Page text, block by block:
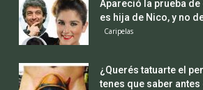
Apareció la prueba de
es hija de Nico, y no
Caripelas
¿Querés tatuarte el
tenes que saber